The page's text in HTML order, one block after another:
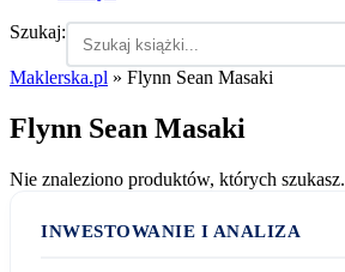
Szukaj:
Maklerska.pl » Flynn Sean Masaki
Flynn Sean Masaki
Nie znaleziono produktów, których szukasz.
INWESTOWANIE I ANALIZA